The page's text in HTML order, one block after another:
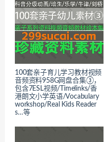
100套亲子育儿学习教材视频
音频资料958G网盘合集③，
包含7ESL视频/Timelinks/香
港朗文小学英语/Vocabulary
workshop/Real Kids Reader
s…等